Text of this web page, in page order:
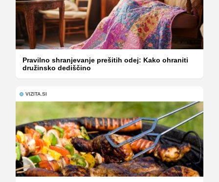
Pravilno shranjevanje prešitih odej: Kako ohraniti
družinsko dediščino
VIZITA.SI